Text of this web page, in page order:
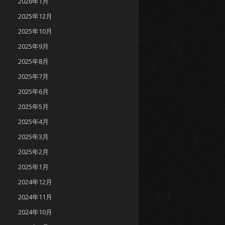
2025年12月
2025年10月
2025年9月
2025年8月
2025年7月
2025年6月
2025年5月
2025年4月
2025年3月
2025年2月
2025年1月
2024年12月
2024年11月
2024年10月